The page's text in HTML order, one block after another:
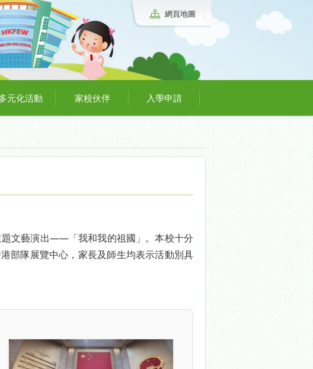
網頁地圖
元化活動 家校伙伴 入學申請
題文藝演出——「我和我的祖國」。本校十分
部隊展覽中心，家長及師生均表示活動別具